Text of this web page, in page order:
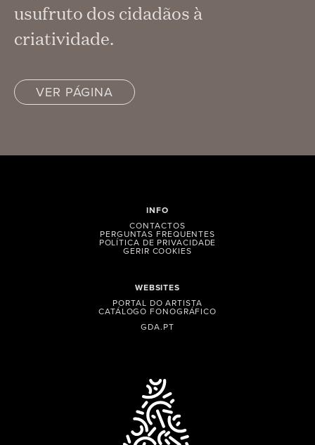
usufruto dos cidadãos à
criatividade.
VER PÁGINA
WEBSITES
PORTAL DO ARTISTA
CATÁLOGO FONOGRÁFICO
GDA.PT
INFO
CONTACTOS
PERGUNTAS FREQUENTES
POLÍTICA DE PRIVACIDADE
GERIR COOKIES